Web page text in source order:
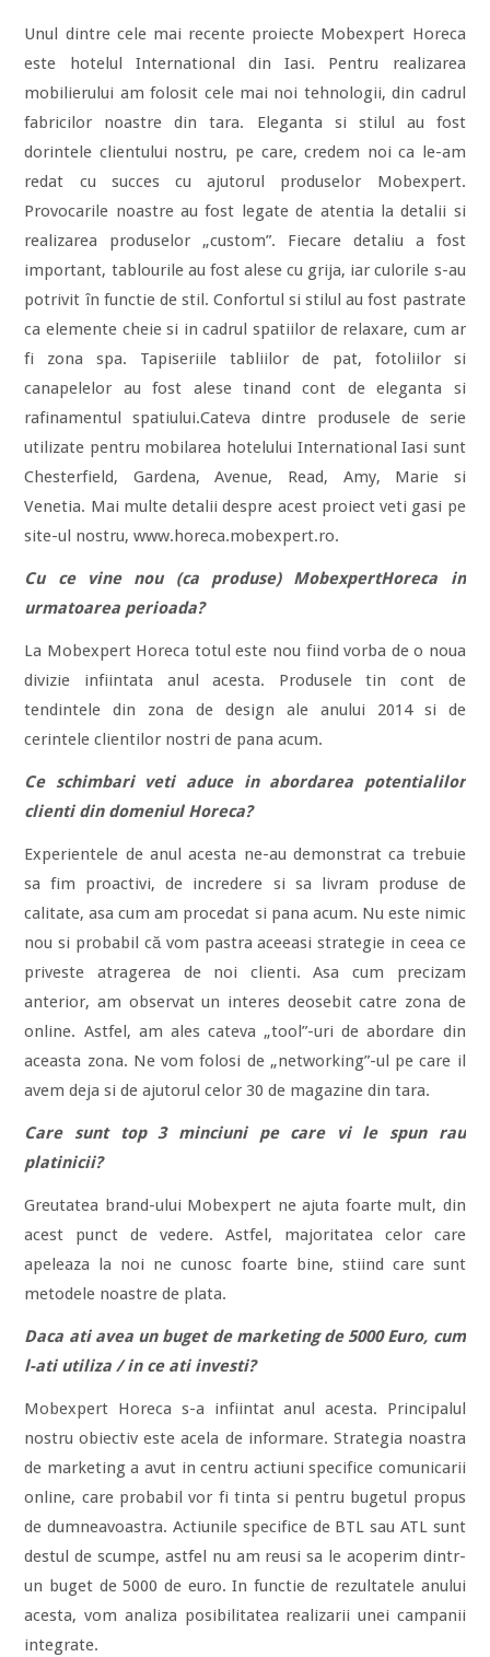
Unul dintre cele mai recente proiecte Mobexpert Horeca
este hotelul International din Iasi. Pentru realizarea
mobilierului am folosit cele mai noi tehnologii, din cadrul
fabricilor noastre din tara. Eleganta si stilul au fost
dorintele clientului nostru, pe care, credem noi ca le-am
redat cu succes cu ajutorul produselor Mobexpert.
Provocarile noastre au fost legate de atentia la detalii si
realizarea produselor „custom”. Fiecare detaliu a fost
important, tablourile au fost alese cu grija, iar culorile s-au
potrivit în functie de stil. Confortul si stilul au fost pastrate
ca elemente cheie si in cadrul spatiilor de relaxare, cum ar
fi zona spa. Tapiseriile tabliilor de pat, fotoliilor si
canapelelor au fost alese tinand cont de eleganta si
rafinamentul spatiului.Cateva dintre produsele de serie
utilizate pentru mobilarea hotelului International Iasi sunt
Chesterfield, Gardena, Avenue, Read, Amy, Marie si
Venetia. Mai multe detalii despre acest proiect veti gasi pe
site-ul nostru, www.horeca.mobexpert.ro.
Cu ce vine nou (ca produse) MobexpertHoreca in
urmatoarea perioada?
La Mobexpert Horeca totul este nou fiind vorba de o noua
divizie infiintata anul acesta. Produsele tin cont de
tendintele din zona de design ale anului 2014 si de
cerintele clientilor nostri de pana acum.
Ce schimbari veti aduce in abordarea potentialilor
clienti din domeniul Horeca?
Experientele de anul acesta ne-au demonstrat ca trebuie
sa fim proactivi, de incredere si sa livram produse de
calitate, asa cum am procedat si pana acum. Nu este nimic
nou si probabil că vom pastra aceeasi strategie in ceea ce
priveste atragerea de noi clienti. Asa cum precizam
anterior, am observat un interes deosebit catre zona de
online. Astfel, am ales cateva „tool”-uri de abordare din
aceasta zona. Ne vom folosi de „networking”-ul pe care il
avem deja si de ajutorul celor 30 de magazine din tara.
Care sunt top 3 minciuni pe care vi le spun rau
platinicii?
Greutatea brand-ului Mobexpert ne ajuta foarte mult, din
acest punct de vedere. Astfel, majoritatea celor care
apeleaza la noi ne cunosc foarte bine, stiind care sunt
metodele noastre de plata.
Daca ati avea un buget de marketing de 5000 Euro, cum
l-ati utiliza / in ce ati investi?
Mobexpert Horeca s-a infiintat anul acesta. Principalul
nostru obiectiv este acela de informare. Strategia noastra
de marketing a avut in centru actiuni specifice comunicarii
online, care probabil vor fi tinta si pentru bugetul propus
de dumneavoastra. Actiunile specifice de BTL sau ATL sunt
destul de scumpe, astfel nu am reusi sa le acoperim dintr-
un buget de 5000 de euro. In functie de rezultatele anului
acesta, vom analiza posibilitatea realizarii unei campanii
integrate.